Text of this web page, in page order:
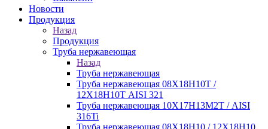
Новости
Продукция
Назад
Продукция
Труба нержавеющая
Назад
Труба нержавеющая
Труба нержавеющая 08Х18Н10Т /
12Х18Н10Т AISI 321
Труба нержавеющая 10Х17Н13М2Т / AISI
316Ti
Труба нержавеющая 08Х18Н10 / 12Х18Н10